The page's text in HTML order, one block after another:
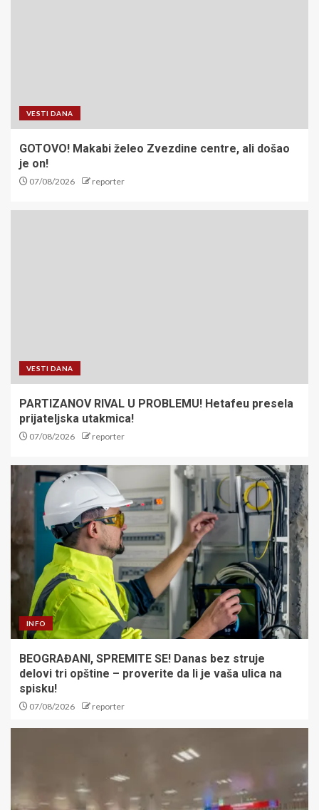
VESTI DANA
GOTOVO! Makabi želeo Zvezdine centre, ali došao
je on!
07/08/2026 reporter
VESTI DANA
PARTIZANOV RIVAL U PROBLEMU! Hetafeu presela
prijateljska utakmica!
07/08/2026 reporter
INFO
BEOGRAĐANI, SPREMITE SE! Danas bez struje
delovi tri opštine – proverite da li je vaša ulica na
spisku!
07/08/2026 reporter